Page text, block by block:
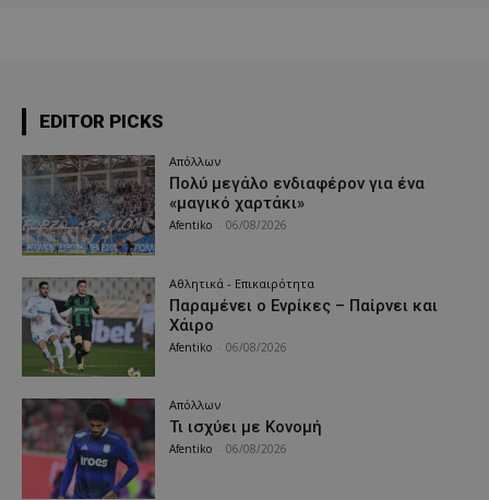
EDITOR PICKS
Απόλλων
Πολύ μεγάλο ενδιαφέρον για ένα
«μαγικό χαρτάκι»
Afentiko 06/08/2026
Αθλητικά - Επικαιρότητα
Παραμένει ο Ενρίκες – Παίρνει και
Χάιρο
Afentiko 06/08/2026
Απόλλων
Τι ισχύει με Κονομή
Afentiko 06/08/2026